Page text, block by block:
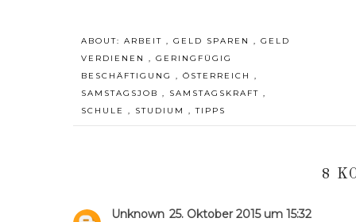
ABOUT: ARBEIT , GELD SPAREN , GELD
VERDIENEN , GERINGFÜGIG
BESCHÄFTIGUNG , ÖSTERREICH ,
SAMSTAGSJOB , SAMSTAGSKRAFT ,
SCHULE , STUDIUM ,TIPPS
8
Unknown 25. Oktober 2015 um 15:32